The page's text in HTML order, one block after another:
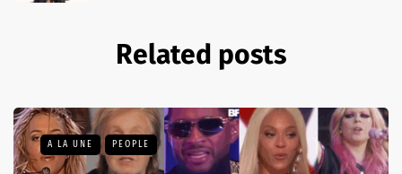
Related posts
A LA UNE PEOPLE